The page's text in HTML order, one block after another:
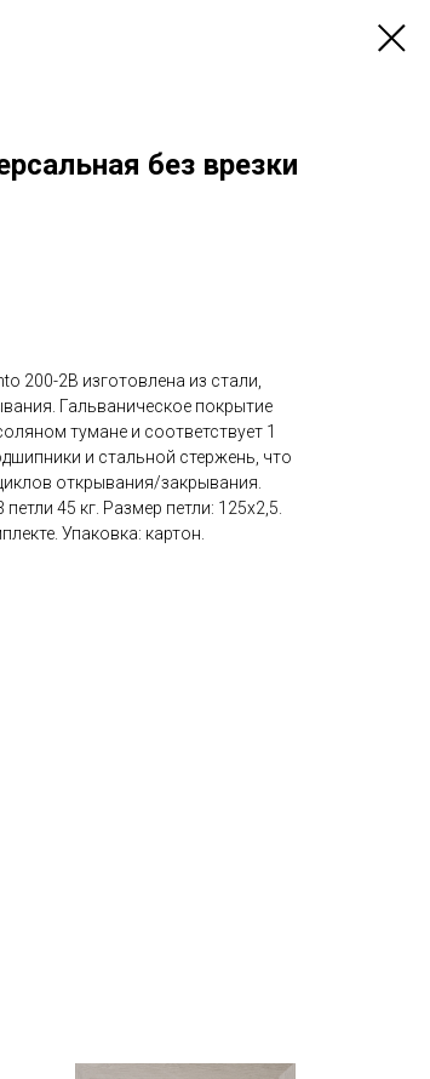
без врезки
200-2B изготовлена из стали,
Гальваническое покрытие
тумане и соответствует 1
и стальной стержень, что
открывания/закрывания.
45 кг. Размер петли: 125x2,5.
Упаковка: картон.